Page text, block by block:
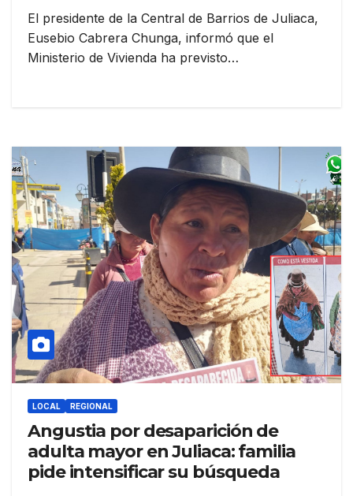
El presidente de la Central de Barrios de Juliaca,
Eusebio Cabrera Chunga, informó que el
Ministerio de Vivienda ha previsto…
LOCAL REGIONAL
Angustia por desaparición de
adulta mayor en Juliaca: familia
pide intensificar su búsqueda